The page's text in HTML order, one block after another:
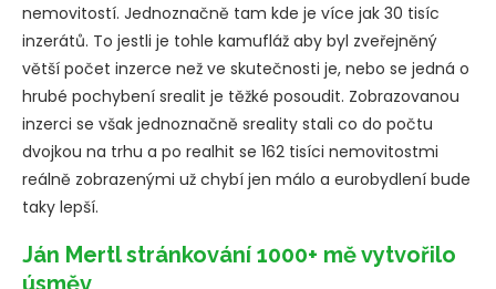
nemovitostí. Jednoznačně tam kde je více jak 30 tisíc
inzerátů. To jestli je tohle kamufláž aby byl zveřejněný
větší počet inzerce než ve skutečnosti je, nebo se jedná o
hrubé pochybení srealit je těžké posoudit. Zobrazovanou
inzerci se však jednoznačně sreality stali co do počtu
dvojkou na trhu a po realhit se 162 tisíci nemovitostmi
reálně zobrazenými už chybí jen málo a eurobydlení bude
taky lepší.
Ján Mertl stránkování 1000+ mě vytvořilo
úsměv